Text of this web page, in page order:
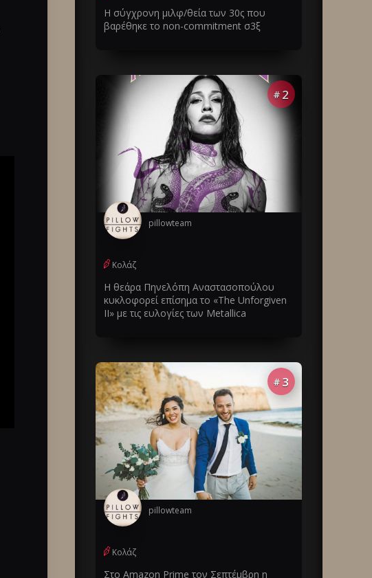
Η σύγχρονη μιλφ/θεία των 30ς που
βαρέθηκε το non-commitment σ3ξ
# 2
pillowteam
Κολάζ
Η θεάρα Πηνελόπη Αναστασοπούλου
κυκλοφορεί επίσημα το «The Unforgiven
II» με τις ευλογίες των Metallica
# 3
pillowteam
Κολάζ
Στο Amazon Prime τον Σεπτέμβρη η